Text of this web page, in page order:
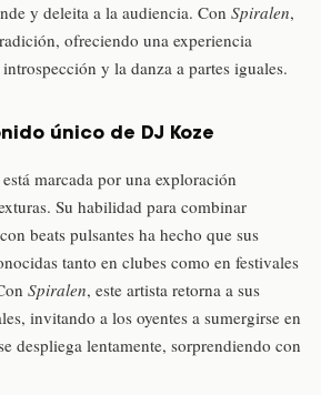
y deleita a la audiencia. Con Spiralen,
ofreciendo una experiencia
y la danza a partes iguales.
único de DJ Koze
está marcada por una exploración
Su habilidad para combinar
beats pulsantes ha hecho que sus
tanto en clubes como en festivales
Spiralen, este artista retorna a sus
invitando a los oyentes a sumergirse en
despliega lentamente, sorprendiendo con